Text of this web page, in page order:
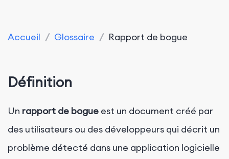
Accueil / Glossaire / Rapport de bogue
Définition
Un rapport de bogue est un document créé par
des utilisateurs ou des développeurs qui décrit un
problème détecté dans une application logicielle